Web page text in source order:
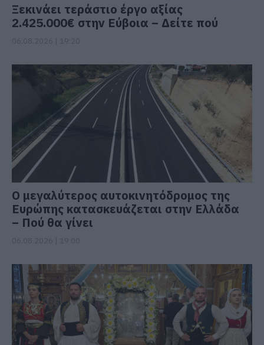
Ξεκινάει τεράστιο έργο αξίας
2.425.000€ στην Εύβοια – Δείτε πού
Ο μεγαλύτερος αυτοκινητόδρομος της
Ευρώπης κατασκευάζεται στην Ελλάδα
– Πού θα γίνει